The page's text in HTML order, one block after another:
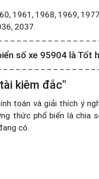
1961, 1968, 1969,
2037.
số xe 95904 là Tốt
kiêm đắc"
toán và giải thích ý
thức phổ biến là chia
có.